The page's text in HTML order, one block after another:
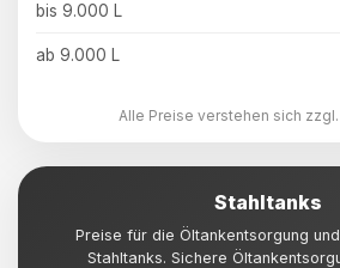
bis 9.000 L
ab 9.000 L
Alle Preise verstehen sich zzgl.
Stahltanks
Preise für die Öltankentsorgung
Stahltanks. Sichere